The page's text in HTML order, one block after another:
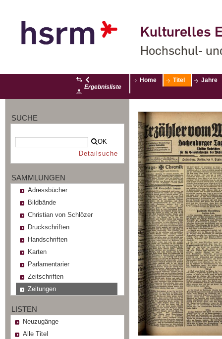
Kulturelles
Hochschul-
Ergebnisliste
Home Titel Jahre
SUCHE
OK
Detailsuche
SAMMLUNGEN
Adressbücher
Bildbände
Christian von Schlözer
Druckschriften
Handschriften
Karten
Parlamentarier
Zeitschriften
Zeitungen
LISTEN
Neuzugänge
Alle Titel